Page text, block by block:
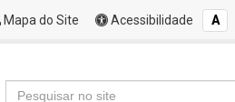
Mapa do Site Acessibilidade A